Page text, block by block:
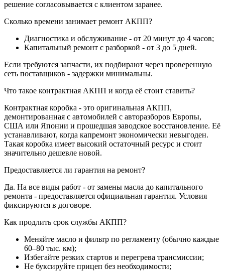
решение согласовывается с клиентом заранее.
Сколько времени занимает ремонт АКПП?
Диагностика и обслуживание - от 20 минут до 4 часов;
Капитальный ремонт с разборкой - от 3 до 5 дней.
Если требуются запчасти, их подбирают через проверенную
сеть поставщиков - задержки минимальны.
Что такое контрактная АКПП и когда её стоит ставить?
Контрактная коробка - это оригинальная АКПП,
демонтированная с автомобилей с авторазборов Европы,
США или Японии и прошедшая заводское восстановление. Её
устанавливают, когда капремонт экономически невыгоден.
Такая коробка имеет высокий остаточный ресурс и стоит
значительно дешевле новой.
Предоставляется ли гарантия на ремонт?
Да. На все виды работ - от замены масла до капитального
ремонта - предоставляется официальная гарантия. Условия
фиксируются в договоре.
Как продлить срок службы АКПП?
Меняйте масло и фильтр по регламенту (обычно каждые
60–80 тыс. км);
Избегайте резких стартов и перегрева трансмиссии;
Не буксируйте прицеп без необходимости;